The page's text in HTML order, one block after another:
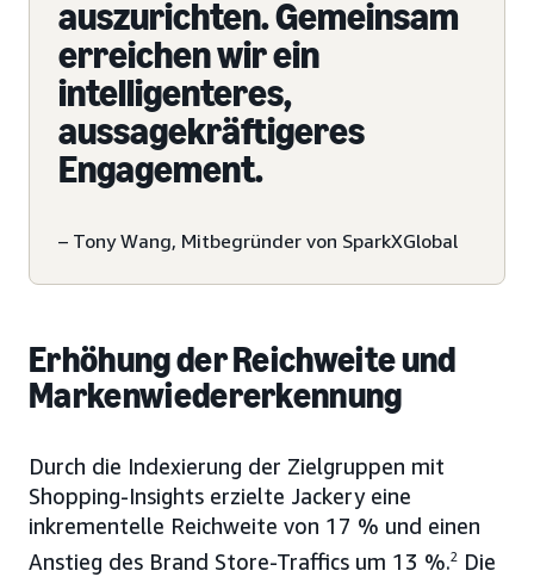
auszurichten. Gemeinsam
erreichen wir ein
intelligenteres,
aussagekräftigeres
Engagement.
– Tony Wang, Mitbegründer von SparkXGlobal
Erhöhung der Reichweite und
Markenwiedererkennung
Durch die Indexierung der Zielgruppen mit
Shopping-Insights erzielte Jackery eine
inkrementelle Reichweite von 17 % und einen
Anstieg des Brand Store-Traffics um 13 %.2
Die